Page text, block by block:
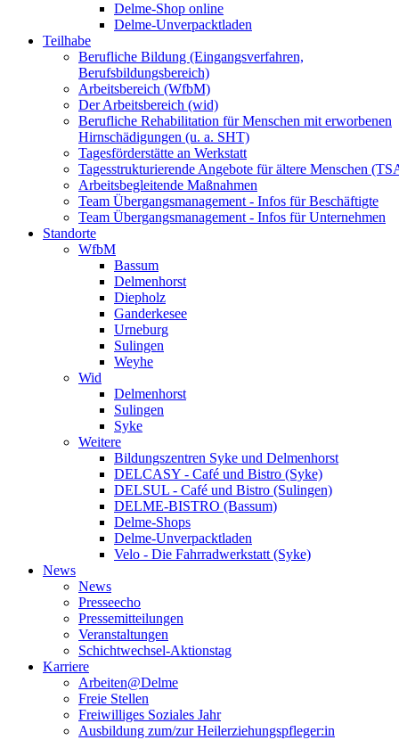
Delme-Shop online
Delme-Unverpacktladen
Teilhabe
Berufliche Bildung (Eingangsverfahren,
Berufsbildungsbereich)
Arbeitsbereich (WfbM)
Der Arbeitsbereich (wid)
Berufliche Rehabilitation für Menschen mit erworbenen
Hirnschädigungen (u. a. SHT)
Tagesförderstätte an Werkstatt
Tagesstrukturierende Angebote für ältere Menschen
Arbeitsbegleitende Maßnahmen
Team Übergangsmanagement - Infos für Beschäftigte
Team Übergangsmanagement - Infos für Unternehmen
Standorte
WfbM
Bassum
Delmenhorst
Diepholz
Ganderkesee
Urneburg
Sulingen
Weyhe
Wid
Delmenhorst
Sulingen
Syke
Weitere
Bildungszentren Syke und Delmenhorst
DELCASY - Café und Bistro (Syke)
DELSUL - Café und Bistro (Sulingen)
DELME-BISTRO (Bassum)
Delme-Shops
Delme-Unverpacktladen
Velo - Die Fahrradwerkstatt (Syke)
News
News
Presseecho
Pressemitteilungen
Veranstaltungen
Schichtwechsel-Aktionstag
Karriere
Arbeiten@Delme
Freie Stellen
Freiwilliges Soziales Jahr
Ausbildung zum/zur Heilerziehungspfleger:in